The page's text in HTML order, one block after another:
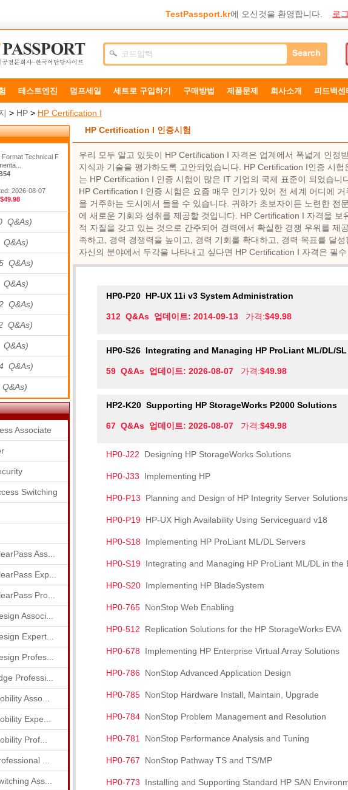
TestPassport.kr에 오신것을 환영합니다. 로
테스트엔진 덤프세일 세트로 구입하기 구매방법 제품문제 희사소개 피드백센
> HP > HP Certification I
Format Technical F
2026-08-07
$49.98
Q&As)
Q&As)
Q&As)
Q&As)
Q&As)
Associate
Switching
Ass...
Exp...
Pro...
Associ...
Expert...
Profes...
Professi...
Asso...
Expe...
Prof...
...
Ass...
HP Certification I 인증시험
우리 모두 알고 있듯이 HP Certification I 자격은 업계에서 폭넓게 인정
지식과 기술을 평가하도록 고안되었습니다. HP Certification I인증 시
는 HP Certification I 인증 시험이 많은 IT 기업의 국제 표준이 되었습니
HP Certification I 인증 시험은 요즘 매우 인기가 있어 전 세계 어디에
을 거주하는 도시에서 들을 수 있습니다. 귀하가 초보자이든 노련한 전
에 ​​새로운 기회와 성취를 제공할 것입니다. HP Certification I 자격을
적 자질을 갖고 있는 것으로 간주되어 경력에서 확실한 경쟁 우위를 제
족하고, 경력 경쟁력을 높이고, 경력 기회를 확대하고, 경력 목표를 달
자신의 분야에서 두각을 나타내고 싶다면 HP Certification I 자격은 필
HP0-P20 HP-UX 11i v3 System Administration
312 Q&As 업데이트: 2014-09-13 가격:$49.98
HP0-S26 Integrating and Managing HP ProLiant ML/DL/
59 Q&As 업데이트: 2026-08-07 가격:$49.98
HP2-K20 Supporting HP StorageWorks P2000 Solutions
67 Q&As 업데이트: 2026-08-07 가격:$49.98
HP0-J22 Designing HP StorageWorks Solutions
HP0-J33 Implementing HP
HP0-P13 Planning and Design of HP Integrity Server Solutions
HP0-P19 HP-UX High Availability Using Serviceguard v18
HP0-S18 Implementing HP ProLiant ML/DL Servers
HP0-S19 Integrating and Managing HP ProLiant ML/DL in the
HP0-S20 Implementing HP BladeSystem
HP0-765 NonStop Web Enabling
HP0-512 Replication Solutions for the HP StorageWorks EVA
HP0-678 Implementing HP Enterprise Virtual Array Solutions
HP0-786 NonStop Advanced Application Design
HP0-785 NonStop Hardware Install, Maintain, Upgrade
HP0-784 NonStop Problem Management and Resolution
HP0-781 NonStop Performance Analysis and Tuning
HP0-767 NonStop Pathway TS and TS/MP
HP0-773 Installing and Supporting Standard HP SAN